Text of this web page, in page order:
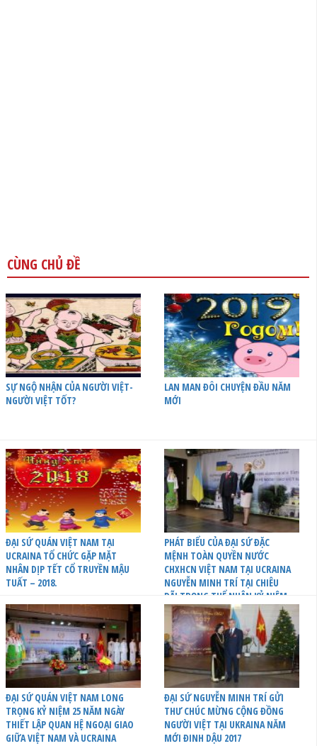
CÙNG CHỦ ĐỀ
SỰ NGỘ NHẬN CỦA NGƯỜI VIỆT-
NGƯỜI VIỆT TỐT?
LAN MAN ĐÔI CHUYỆN ĐẦU NĂM
MỚI
ĐẠI SỨ QUÁN VIỆT NAM TẠI
UCRAINA TỔ CHỨC GẶP MẶT
NHÂN DỊP TẾT CỔ TRUYỀN MẬU
TUẤT – 2018.
PHÁT BIỂU CỦA ĐẠI SỨ ĐẶC
MỆNH TOÀN QUYỀN NƯỚC
CHXHCN VIỆT NAM TẠI UCRAINA
NGUYỄN MINH TRÍ TẠI CHIÊU
ĐÃI TRỌNG THỂ NHÂN KỶ NIỆM
25 NĂM THIẾT LẬP QUAN HỆ
NGOẠI GIAO GIỮA VIỆT NAM VÀ
UCRAINA
ĐẠI SỨ QUÁN VIỆT NAM LONG
TRỌNG KỶ NIỆM 25 NĂM NGÀY
THIẾT LẬP QUAN HỆ NGOẠI GIAO
GIỮA VIỆT NAM VÀ UCRAINA
ĐẠI SỨ NGUYỄN MINH TRÍ GỬI
THƯ CHÚC MỪNG CỘNG ĐỒNG
NGƯỜI VIỆT TẠI UKRAINA NĂM
MỚI ĐINH DẬU 2017